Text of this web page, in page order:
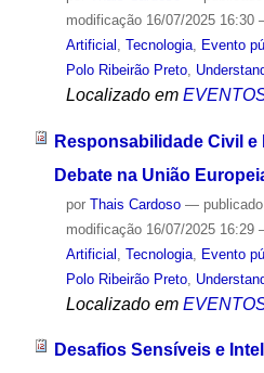
modificação16/07/2025 16:30
Artificial , Tecnologia, Evento
Polo Ribeirão Preto,
Localizado em
Responsabilidade Civil
Debate na União
por Thais Cardoso — publicado
modificação16/07/2025 16:29
Artificial Tecnologia, Evento
Polo Ribeirão Preto,
Localizado em
Desafios Sensíveis e